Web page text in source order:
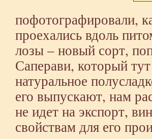
пофотографировали,
проехались вдоль
лозы – новый сорт,
Саперави, который
натуральное
его выпускают, нам
не идет на экспорт,
свойствам для его